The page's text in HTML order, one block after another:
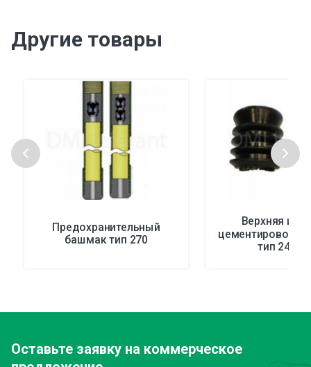
Другие товары
Предохранительный
башмак тип 270
Верхняя и
тип 247/
Оставьте заявку на коммерческое